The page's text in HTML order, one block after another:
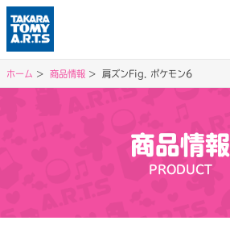
閉じる
ホーム 商品情報 肩ズンFig. ポケモン6
商品情報
PRODUCT